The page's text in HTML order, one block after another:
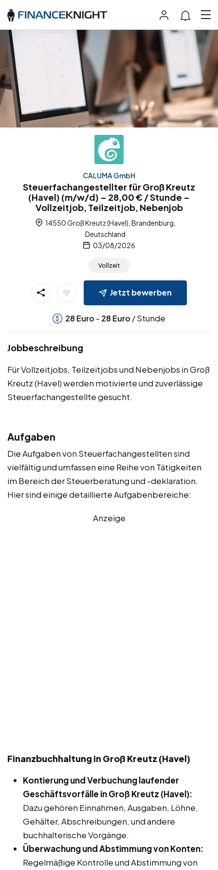
CALUMA GmbH
Steuerfachangestellter für Groß Kreutz
(Havel) (m/w/d) – 28,00 € / Stunde –
Vollzeitjob, Teilzeitjob, Nebenjob
14550 Groß Kreutz (Havel), Brandenburg,
Deutschland
03/08/2026
Vollzeit
Jetzt bewerben
28 Euro - 28 Euro / Stunde
Jobbeschreibung
Für Vollzeitjobs, Teilzeitjobs und Nebenjobs in Groß
Kreutz (Havel) werden motivierte und zuverlässige
Steuerfachangestellte gesucht.
Aufgaben
Die Aufgaben von Steuerfachangestellten sind
vielfältig und umfassen eine Reihe von Tätigkeiten
im Bereich der Steuerberatung und -deklaration.
Hier sind einige detaillierte Aufgabenbereiche:
Anzeige
Finanzbuchhaltung in Groß Kreutz (Havel)
Kontierung und Verbuchung laufender
Geschäftsvorfälle in Groß Kreutz (Havel):
Dazu gehören Einnahmen, Ausgaben, Löhne,
Gehälter, Abschreibungen, und andere
buchhalterische Vorgänge.
Überwachung und Abstimmung von Konten:
Regelmäßige Kontrolle und Abstimmung von